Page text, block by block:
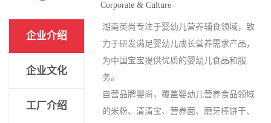
Corporate & Culture
企业介绍
企业文化
工厂介绍
湖南英尚专注于婴幼儿营养辅食领域，致
力于研发满足婴幼儿成长营养需求产品，
为中国宝宝提供优质的婴幼儿食品和服
务。
自营品牌婴尚，覆盖婴幼儿营养食品领域
的米粉、清清宝、营养面、磨牙棒饼干、